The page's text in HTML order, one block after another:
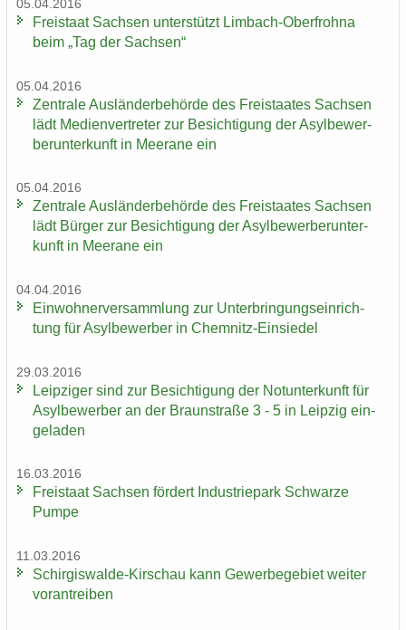
05.04.2016
Frei­staat Sach­sen un­ter­stützt Limbach-​Oberfrohna
beim „Tag der Sach­sen“
05.04.2016
Zen­tra­le Aus­län­der­be­hör­de des Frei­staa­tes Sach­sen
lädt Me­di­en­ver­tre­ter zur Be­sich­ti­gung der Asyl­be­wer­
ber­un­ter­kunft in Meer­a­ne ein
05.04.2016
Zen­tra­le Aus­län­der­be­hör­de des Frei­staa­tes Sach­sen
lädt Bür­ger zur Be­sich­ti­gung der Asyl­be­wer­ber­un­ter­
kunft in Meer­a­ne ein
04.04.2016
Ein­woh­ner­ver­samm­lung zur Un­ter­brin­gungs­ein­rich­
tung für Asyl­be­wer­ber in Chemnitz-​Einsiedel
29.03.2016
Leip­zi­ger sind zur Be­sich­ti­gung der Not­un­ter­kunft für
Asyl­be­wer­ber an der Braun­stra­ße 3 - 5 in Leip­zig ein­
ge­la­den
16.03.2016
Frei­staat Sach­sen för­dert In­dus­trie­park Schwar­ze
Pumpe
11.03.2016
Schirgiswalde-​Kirschau kann Ge­wer­be­ge­biet wei­ter
vor­an­trei­ben